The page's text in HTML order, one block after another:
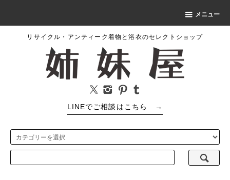
メニュー
リサイクル・アンティーク着物と浴衣のセレクトショップ
LINEでご相談はこちら →